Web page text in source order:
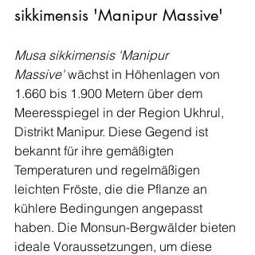
sikkimensis 'Manipur Massive'
Musa sikkimensis 'Manipur
Massive' wächst in Höhenlagen von
1.660 bis 1.900 Metern über dem
Meeresspiegel in der Region Ukhrul,
Distrikt Manipur. Diese Gegend ist
bekannt für ihre gemäßigten
Temperaturen und regelmäßigen
leichten Fröste, die die Pflanze an
kühlere Bedingungen angepasst
haben. Die Monsun-Bergwälder bieten
ideale Voraussetzungen, um diese